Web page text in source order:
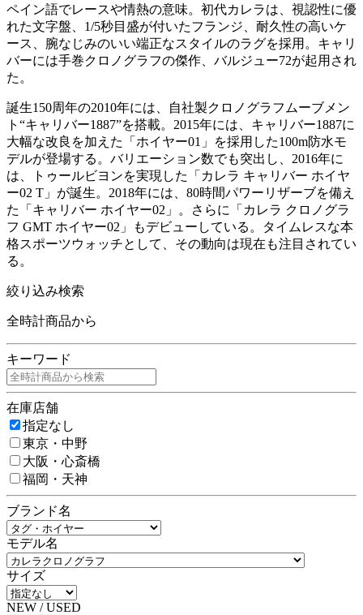
ペイン語でレースや情熱の意味。初代カレラは、視認性に優
れた文字盤、1/5秒目盛が付いたフランジ、耐久性の高いケ
ース、腕なじみのいい端正なスタイルのラグを採用。キャリ
バーには手巻クロノグラフの傑作、バルジュー72が起用され
た。
誕生150周年の2010年には、自社製クロノグラフムーブメン
ト“キャリバー1887”を搭載。2015年には、キャリバー1887に
大幅な改良を加えた「ホイヤー01」を採用した100m防水モ
デルが登場する。バリエーション数でも突出し、2016年に
は、トゥールビヨンを実現した「カレラ キャリバー ホイヤ
ー02 T」が誕生。2018年には、80時間パワーリザーブを備え
た「キャリバー ホイヤー02」。さらに「カレラ クロノグラ
フ GMT ホイヤー02」もデビューしている。タイムレスな本
格スポーツウォッチとして、その動向は現在も注目されてい
る。
絞り込み検索
全時計商品から
キーワード
在庫店舗
指定なし
東京・中野
大阪・心斎橋
福岡・天神
ブランド名
モデル名
サイズ
NEW / USED